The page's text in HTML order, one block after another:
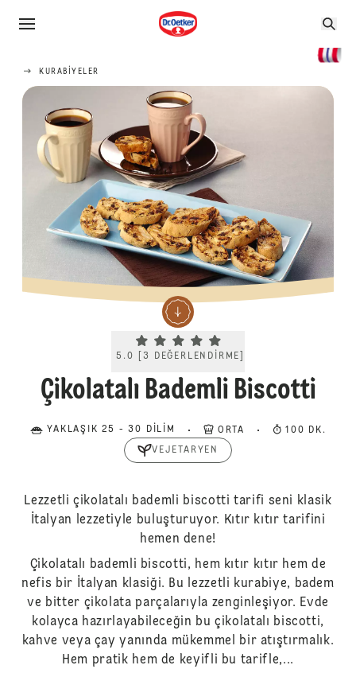
KURABIYELER
Current rating 5.0. Click to rate.
5.0 [3 DEĞERLENDIRME
Çikolatalı Bademli Biscotti
YAKLAŞIK 25 - 30 DILIM ORTA 100 DK.
VEJETARYEN
Lezzetli çikolatalı bademli biscotti tarifi seni klasik
İtalyan lezzetiyle buluşturuyor. Kıtır kıtır tarifini
hemen dene!
Çikolatalı bademli biscotti, hem kıtır kıtır hem de
nefis bir İtalyan klasiği. Bu lezzetli kurabiye, badem
ve bitter çikolata parçalarıyla zenginleşiyor. Evde
kolayca hazırlayabileceğin bu çikolatalı biscotti,
kahve veya çay yanında mükemmel bir atıştırmalık.
Hem pratik hem de keyifli bu tarifle,...